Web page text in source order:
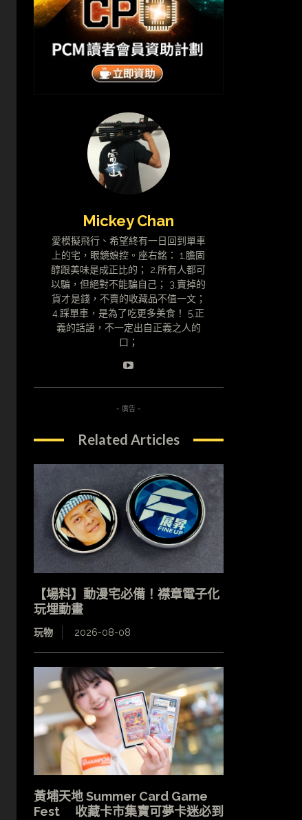
Mickey Chan
愛模擬飛行、希望終有一日回到單車
上的宅，眼鏡娘控。座右銘： 1.膽固
醇跟美味是成正比的； 2.所有人都可
以騙，但絕對不能騙自己； 3.賣掉的
貨才是錢，不賣的收藏品不值一文；
4.踩單車，是為了吃更多美食！ 5.正
義的話語，不一定出自正義之人的
口；
- 廣告 -
Related Articles
【場料】動漫宅必備！襟章電子化
玩埋動畫
玩物 2026-08-08
黃埔天地 Summer Card Game
Fest 收藏卡市集寶可夢卡迷必到